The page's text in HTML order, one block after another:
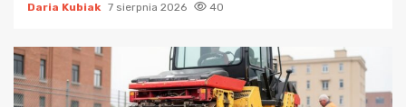
Daria Kubiak 7 sierpnia 2026 40